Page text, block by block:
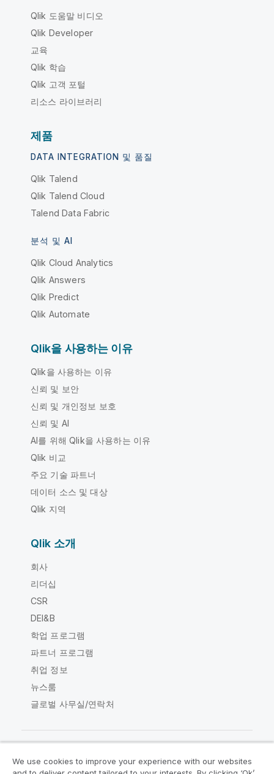
Qlik 도움말 비디오
Qlik Developer
교육
Qlik 학습
Qlik 고객 포털
리소스 라이브러리
제품
DATA INTEGRATION 및 품질
Qlik Talend
Qlik Talend Cloud
Talend Data Fabric
분석 및 AI
Qlik Cloud Analytics
Qlik Answers
Qlik Predict
Qlik Automate
Qlik을 사용하는 이유
Qlik을 사용하는 이유
신뢰 및 보안
신뢰 및 개인정보 보호
신뢰 및 AI
AI를 위해 Qlik을 사용하는 이유
Qlik 비교
주요 기술 파트너
데이터 소스 및 대상
Qlik 지역
Qlik 소개
회사
리더십
CSR
DEI&B
학업 프로그램
파트너 프로그램
취업 정보
뉴스룸
글로벌 사무실/연락처
Qlik Community
We use cookies to improve your experience with our websites